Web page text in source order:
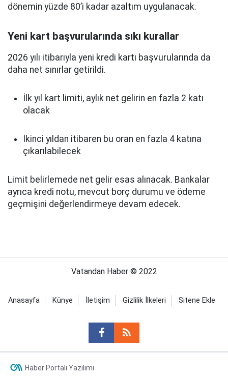
dönemin yüzde 80’i kadar azaltım uygulanacak.
Yeni kart başvurularında sıkı kurallar
2026 yılı itibarıyla yeni kredi kartı başvurularında da
daha net sınırlar getirildi.
İlk yıl kart limiti, aylık net gelirin en fazla 2 katı
olacak
İkinci yıldan itibaren bu oran en fazla 4 katına
çıkarılabilecek
Limit belirlemede net gelir esas alınacak. Bankalar
ayrıca kredi notu, mevcut borç durumu ve ödeme
geçmişini değerlendirmeye devam edecek.
Vatandan Haber © 2022
Anasayfa Künye İletişim Gizlilik İlkeleri Sitene Ekle
Haber Portalı Yazılımı